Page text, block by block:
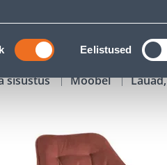
Eelistused
KAMPAANIAD
sisustus Mööbel